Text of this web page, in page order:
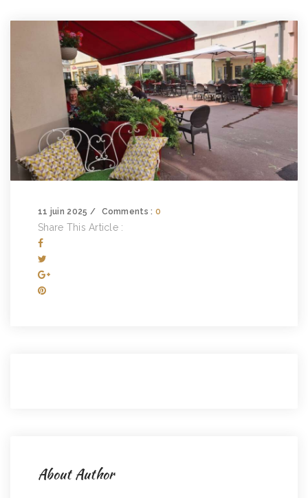
11 juin 2025 Comments : 0
Share This Article :
About Author